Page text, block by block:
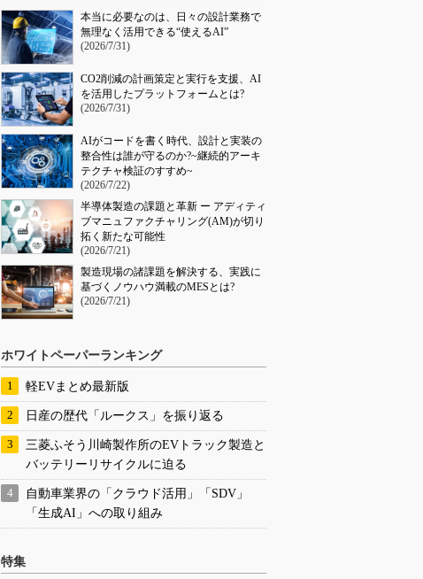
本当に必要なのは、日々の設計業務で
無理なく活用できる“使えるAI”
(2026/7/31)
CO2削減の計画策定と実行を支援、AI
を活用したプラットフォームとは?
(2026/7/31)
AIがコードを書く時代、設計と実装の
整合性は誰が守るのか?~継続的アーキ
テクチャ検証のすすめ~
(2026/7/22)
半導体製造の課題と革新 ー アディティ
ブマニュファクチャリング(AM)が切り
拓く新たな可能性
(2026/7/21)
製造現場の諸課題を解決する、実践に
基づくノウハウ満載のMESとは?
(2026/7/21)
ホワイトペーパーランキング
軽EVまとめ最新版
日産の歴代「ルークス」を振り返る
三菱ふそう川崎製作所のEVトラック製造と
バッテリーリサイクルに迫る
自動車業界の「クラウド活用」「SDV」
「生成AI」への取り組み
特集